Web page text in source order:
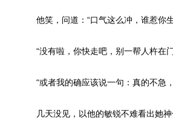
他笑，问道：“口气这么冲，谁惹你
“没有啦，你快走吧，别一帮人杵在
“或者我的确应该说一句：真的不急
几天没见，以他的敏锐不难看出她神